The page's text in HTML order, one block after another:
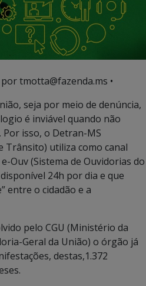
por tmotta@fazenda.ms •
seja por meio de denúncia,
é inviável quando não
isso, o Detran-MS
Trânsito) utiliza como canal
Ouv (Sistema de Ouvidorias do
24h por dia e que
entre o cidadão e a
pelo CGU (Ministério da
Geral da União) o órgão já
destas,1.372